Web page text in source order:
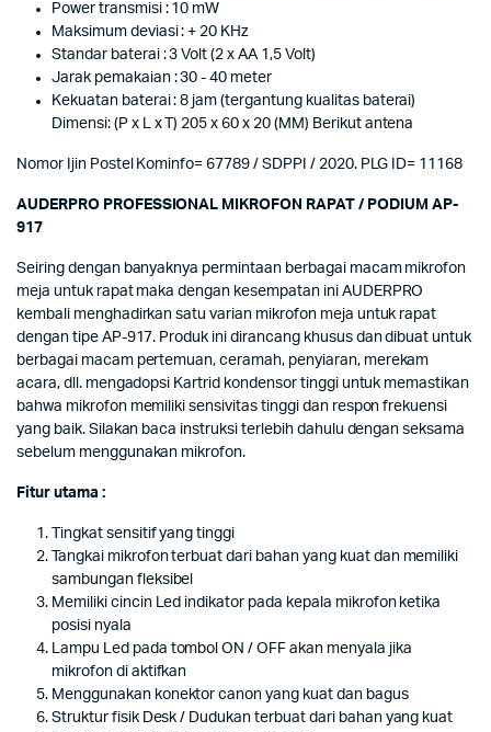
Power transmisi : 10 mW
Maksimum deviasi : + 20 KHz
Standar baterai : 3 Volt (2 x AA 1,5 Volt)
Jarak pemakaian : 30 - 40 meter
Kekuatan baterai : 8 jam (tergantung kualitas baterai)
Dimensi: (P x L x T) 205 x 60 x 20 (MM) Berikut antena
Nomor Ijin Postel Kominfo= 67789 / SDPPI / 2020. PLG ID= 11168
AUDERPRO PROFESSIONAL MIKROFON RAPAT / PODIUM AP-
917
Seiring dengan banyaknya permintaan berbagai macam mikrofon
meja untuk rapat maka dengan kesempatan ini AUDERPRO
kembali menghadirkan satu varian mikrofon meja untuk rapat
dengan tipe AP-917. Produk ini dirancang khusus dan dibuat untuk
berbagai macam pertemuan, ceramah, penyiaran, merekam
acara, dll. mengadopsi Kartrid kondensor tinggi untuk memastikan
bahwa mikrofon memiliki sensivitas tinggi dan respon frekuensi
yang baik. Silakan baca instruksi terlebih dahulu dengan seksama
sebelum menggunakan mikrofon.
Fitur utama :
Tingkat sensitif yang tinggi
Tangkai mikrofon terbuat dari bahan yang kuat dan memiliki
sambungan fleksibel
Memiliki cincin Led indikator pada kepala mikrofon ketika
posisi nyala
Lampu Led pada tombol ON / OFF akan menyala jika
mikrofon di aktifkan
Menggunakan konektor canon yang kuat dan bagus
Struktur fisik Desk / Dudukan terbuat dari bahan yang kuat